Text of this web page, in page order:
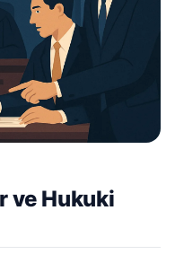
ve Hukuki